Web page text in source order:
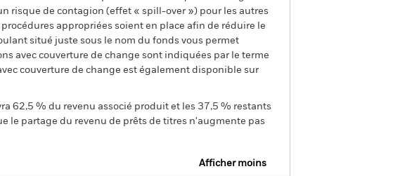
risque de contagion (effet « spill-over ») pour les autres
appropriées soient en place afin de réduire le
situé juste sous le nom du fonds vous permet
avec couverture de change sont indiquées par le terme
couverture de change est également disponible sur
62,5 % du revenu associé produit et les 37,5 % restants
le partage du revenu de prêts de titres n'augmente pas
Afficher moins